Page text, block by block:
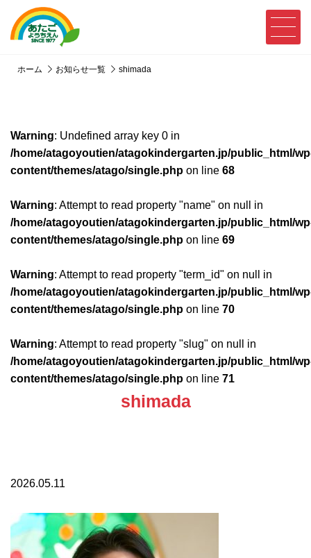
ホーム お知らせ一覧 shimada
Warning: Undefined array key 0 in
/home/atagoyoutien/atagokindergarten.jp/public_html/
content/themes/atago/single.php on line 68
Warning: Attempt to read property "name" on null in
/home/atagoyoutien/atagokindergarten.jp/public_html/
content/themes/atago/single.php on line 69
Warning: Attempt to read property "term_id" on null in
/home/atagoyoutien/atagokindergarten.jp/public_html/
content/themes/atago/single.php on line 70
Warning: Attempt to read property "slug" on null in
/home/atagoyoutien/atagokindergarten.jp/public_html/
content/themes/atago/single.php on line 71
shimada
2026.05.11